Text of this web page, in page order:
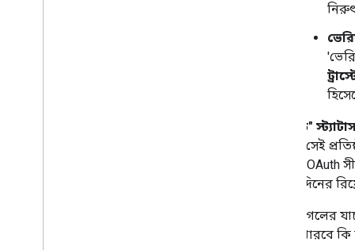
"ট্রাস্টেড"
সেটিকে সেই
সাধারণ OAuth
এবং ৭-দিনের
মূলত, গুগলের
করতে পারবে কি